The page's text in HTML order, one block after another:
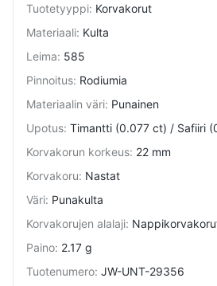
Tuotetyyppi: Korvakorut
Materiaali: Kulta
Leima: 585
Pinnoitus: Rodiumia
Materiaalin väri: Punainen
Upotus: Timantti (0.077 ct) / Safiiri
Korvakorun korkeus: 22 mm
Korvakoru: Nastat
Väri: Punakulta
Korvakorujen alalaji:
Paino: 2.17 g
Tuotenumero: JW-UNT-29356